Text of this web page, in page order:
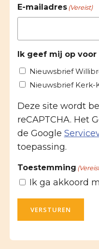
E-mailadres (Vereist)
Ik geef mij op voor
Nieuwsbrief
Nieuwsbrief Kerk-
Deze site wordt
reCAPTCHA. Het
de Google
toepassing.
Toestemming
Ik ga akkoord
VERSTUREN